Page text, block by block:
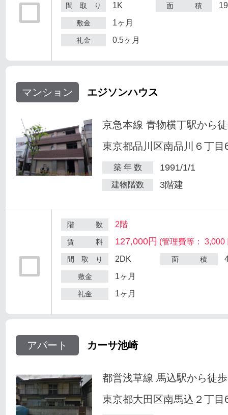
間 取 り 1K 面 積
敷金 1ヶ月
礼金 0.5ヶ月
マンション エジソンハウス
京急本線 青物横丁駅から
東京都品川区南品川６丁目
築 年 数 1991/1/1
建物階数 3階建
階 数 2階
賃 料 127,000円 (管理費等： 3,000
間 取 り 2DK 面 積
敷金 1ヶ月
礼金 1ヶ月
アパート カーサ池崎
都営浅草線 馬込駅から徒
東京都大田区南馬込２丁目